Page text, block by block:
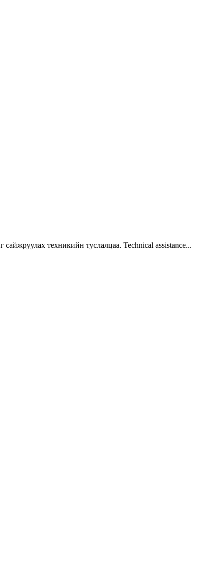
техникийн туслалцаа. Technical assistance...